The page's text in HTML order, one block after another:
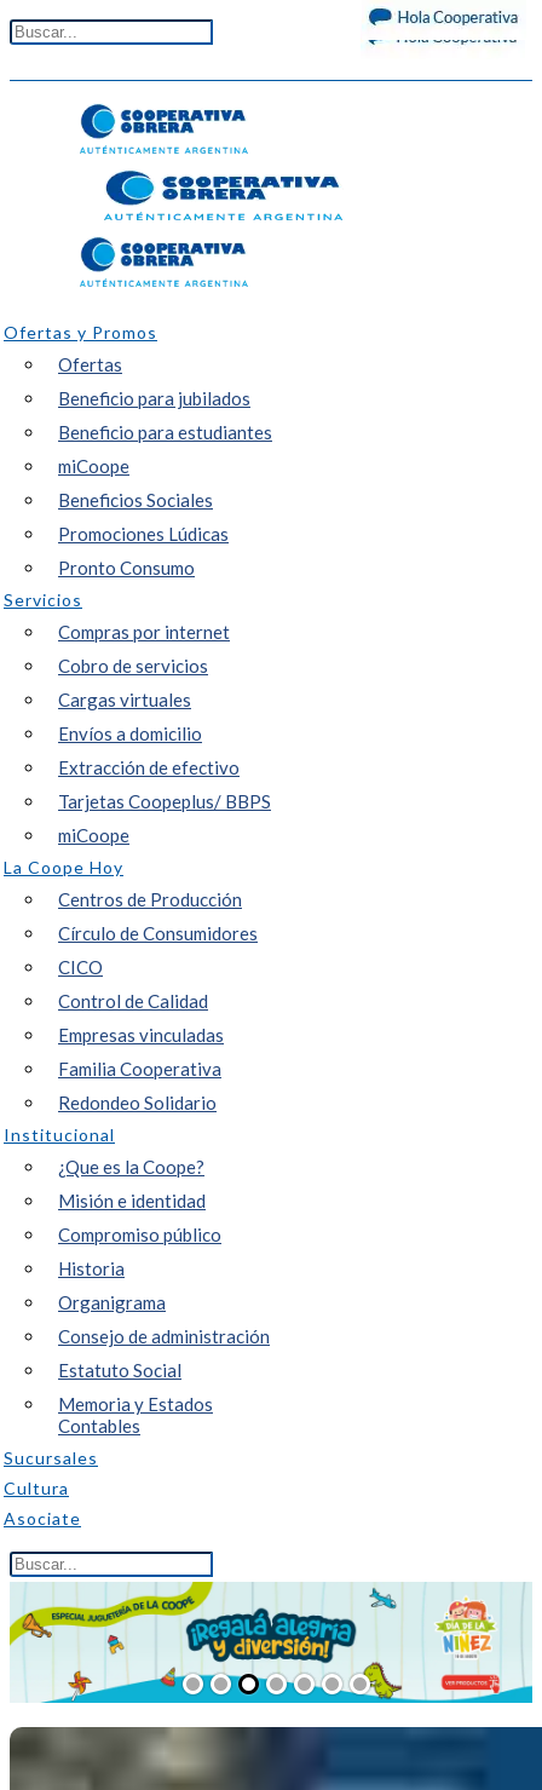
Ofertas y Promos
Ofertas
Beneficio para jubilados
Beneficio para estudiantes
miCoope
Beneficios Sociales
Promociones Lúdicas
Pronto Consumo
Servicios
Compras por internet
Cobro de servicios
Cargas virtuales
Envíos a domicilio
Extracción de efectivo
Tarjetas Coopeplus/ BBPS
miCoope
La Coope Hoy
Centros de Producción
Círculo de Consumidores
CICO
Control de Calidad
Empresas vinculadas
Familia Cooperativa
Redondeo Solidario
Institucional
¿Que es la Coope?
Misión e identidad
Compromiso público
Historia
Organigrama
Consejo de administración
Estatuto Social
Memoria y Estados
Contables
Sucursales
Cultura
Asociate